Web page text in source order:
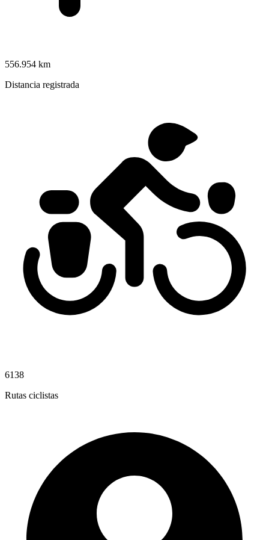
556.954 km
Distancia registrada
6138
Rutas ciclistas